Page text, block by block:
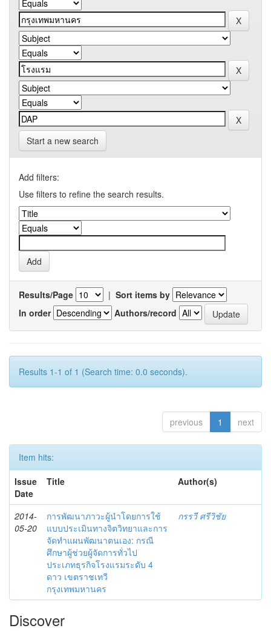
Start a new search
Add filters:
Use filters to refine the search results.
Results/Page | Sort items by
In order
Authors/record
Results 1-1 of 1 (Search time: 0.0 seconds).
previous 1 next
Item hits:
Issue
Date
Title Author(s)
2014-
05-20
การพัฒนาภาวะผู้นำโดยการใช้
แบบประเมินทางจิตวิทยาและการ
จัดทำแผนพัฒนาตนเอง: กรณี
ศึกษาผู้ช่วยผู้จัดการทั่วไป
ประเภทธุรกิจโรงแรมระดับ 4
ดาว เขตราชเทวี
กรุงเทพมหานคร
กรรวี ศรีวิชัย
Discover